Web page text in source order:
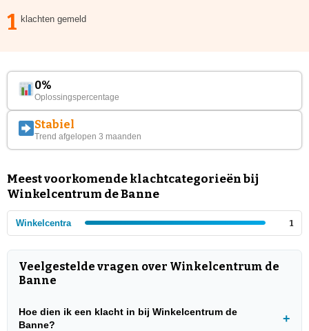
1 klachten gemeld
0%
Oplossingspercentage
Stabiel
Trend afgelopen 3 maanden
Meest voorkomende klachtcategorieën bij
Winkelcentrum de Banne
Winkelcentra 1
Veelgestelde vragen over Winkelcentrum de
Banne
Hoe dien ik een klacht in bij Winkelcentrum de
Banne?